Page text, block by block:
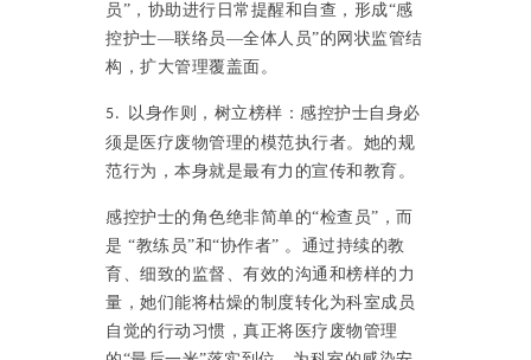
员”，协助进行日常提醒和自查，形成“感
控护士—联络员—全体人员”的网状监管结
构，扩大管理覆盖面。
5.
以身作则，树立榜样：感控护士自身必
须是医疗废物管理的模范执行者。她的规
范行为，本身就是最有力的宣传和教育。
感控护士的角色绝非简单的“检查员”，而
是 “教练员”和“协作者” 。通过持续的教
育、细致的监督、有效的沟通和榜样的力
量，她们能将枯燥的制度转化为科室成员
自觉的行动习惯，真正将医疗废物管理